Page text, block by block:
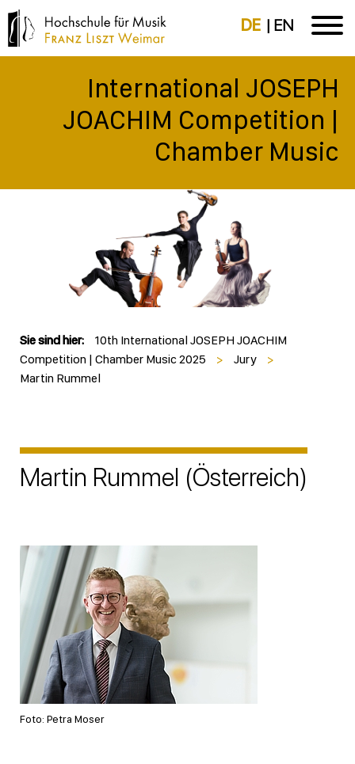
DE EN
International JOSEPH
JOACHIM Competition |
Chamber Music
Sie sind hier:
10th International JOSEPH JOACHIM
Competition | Chamber Music 2025
> Jury
>
Martin Rummel
Martin Rummel (Österreich)
Foto: Petra Moser